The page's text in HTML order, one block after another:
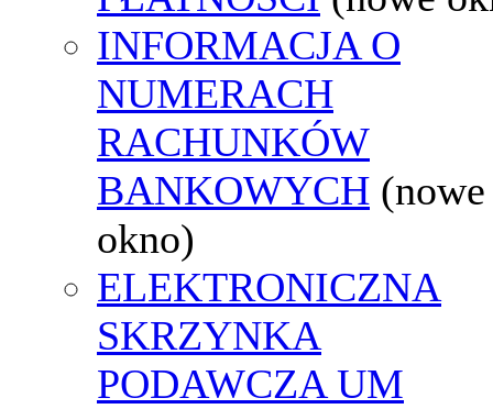
INFORMACJA O
NUMERACH
RACHUNKÓW
BANKOWYCH (nowe
okno)
ELEKTRONICZNA
SKRZYNKA
PODAWCZA UM